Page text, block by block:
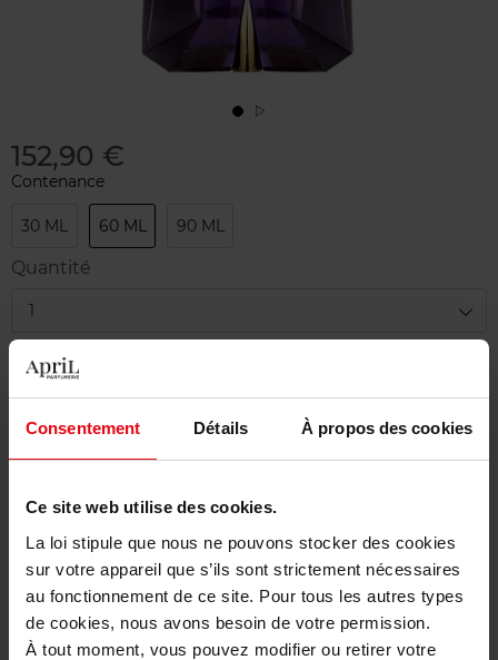
Consentement Détails À propos des cookies
Ce site web utilise des cookies.
La loi stipule que nous ne pouvons stocker des cookies
sur votre appareil que s’ils sont strictement nécessaires
au fonctionnement de ce site. Pour tous les autres types
de cookies, nous avons besoin de votre permission.
À tout moment, vous pouvez modifier ou retirer votre
152,90 €
Contenance
30 ML 60 ML 90 ML
Quantité
1
Livraison
En stock
Livraison gratuite à partir de 50€
Retour gratuit dans votre magasin